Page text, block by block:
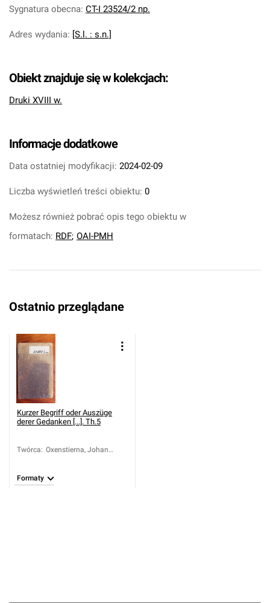
Sygnatura obecna: CT-I 23524/2 np.
Adres wydania: [S.l. : s.n.]
Obiekt znajduje się w kolekcjach:
Druki XVIII w.
Informacje dodatkowe
Data ostatniej modyfikacji: 2024-02-09
Liczba wyświetleń treści obiektu: 0
Możesz również pobrać opis tego obiektu w
formatach: RDF; OAI-PMH
Ostatnio przeglądane
Kurzer Begriff oder Auszüge
derer Gedanken [...]. Th.5
Twórca: Oxenstierna, Johan
Formaty